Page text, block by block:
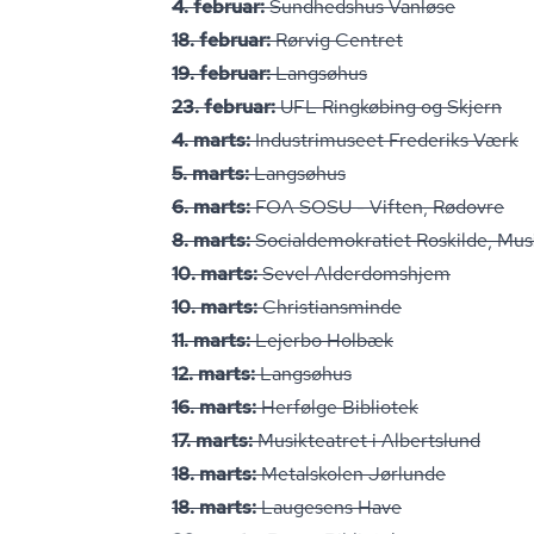
4. februar:Sundhedshus Vanløse
18. februar:Rørvig Centret
19. februar:Langsøhus
23. februar:UFL Ringkøbing og Skjern
4. marts:Industrimuseet Frederiks Værk
5. marts:Langsøhus
6. marts:FOA SOSU - Viften, Rødovre
8. marts:So­ci­al­de­mo­kra­ti­et Roskilde,
10. marts:Sevel Alderdomshjem
10. marts:Chri­sti­ans­min­de
11. marts:Lejerbo Holbæk
12. marts:Langsøhus
16. marts:Herfølge Bibliotek
17. marts:Musikteatret i Albertslund
18. marts:Metalskolen Jørlunde
18. marts:Laugesens Have